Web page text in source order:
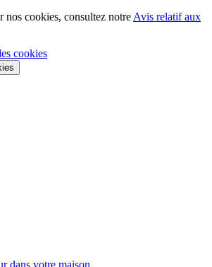
nos cookies, consultez notreAvis relatif aux
cookies